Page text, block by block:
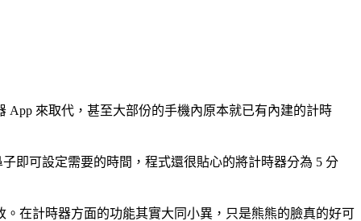
來取代，甚至大部份的手機內原本就已有內建的計時
即可設定需要的時間，程式還很貼心的將計時器分為 5 分
在計時器方面的功能其實大同小異，只是熊熊的臉真的好可